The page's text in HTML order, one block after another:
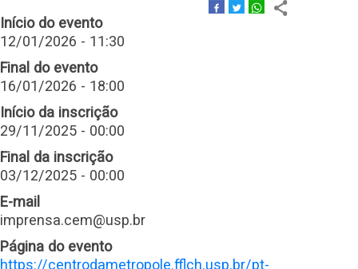
Início do evento
12/01/2026 - 11:30
Final do evento
16/01/2026 - 18:00
Início da inscrição
29/11/2025 - 00:00
Final da inscrição
03/12/2025 - 00:00
E-mail
imprensa.cem@usp.br
Página do evento
https://centrodametropole.fflch.usp.br/pt-